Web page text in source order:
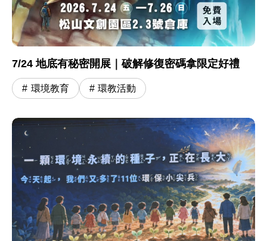
7/24 地底有秘密開展｜破解修復密碼拿限定好禮
環境教育 環教活動